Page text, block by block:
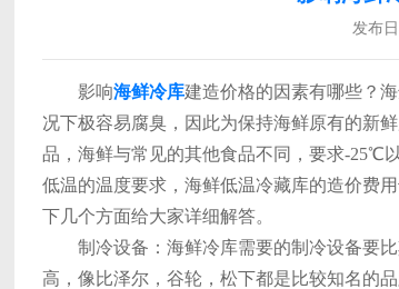
发布日
影响海鲜冷库建造价格的因素有哪些？
况下极容易腐臭，因此为保持海鲜原有的新
品，海鲜与常见的其他食品不同，要求-25℃
低温的温度要求，海鲜低温冷藏库的造价费
下几个方面给大家详细解答。
制冷设备：海鲜冷库需要的制冷设备要比
高，像比泽尔，谷轮，松下都是比较知名的